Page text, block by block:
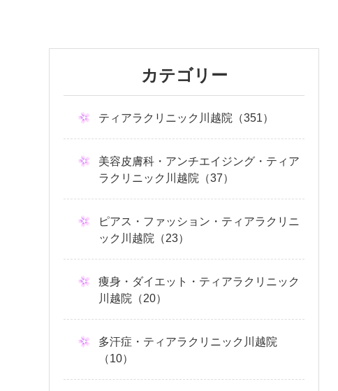
カテゴリー
ティアラクリニック川越院（351）
美容皮膚科・アンチエイジング・ティア
ラクリニック川越院（37）
ピアス・ファッション・ティアラクリニ
ック川越院（23）
痩身・ダイエット・ティアラクリニック
川越院（20）
多汗症・ティアラクリニック川越院
（10）